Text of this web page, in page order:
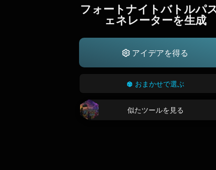
フォートナイトバトルパ
ェネレーターを生成
アイデアを得る
おまかせで選ぶ
似たツールを見る